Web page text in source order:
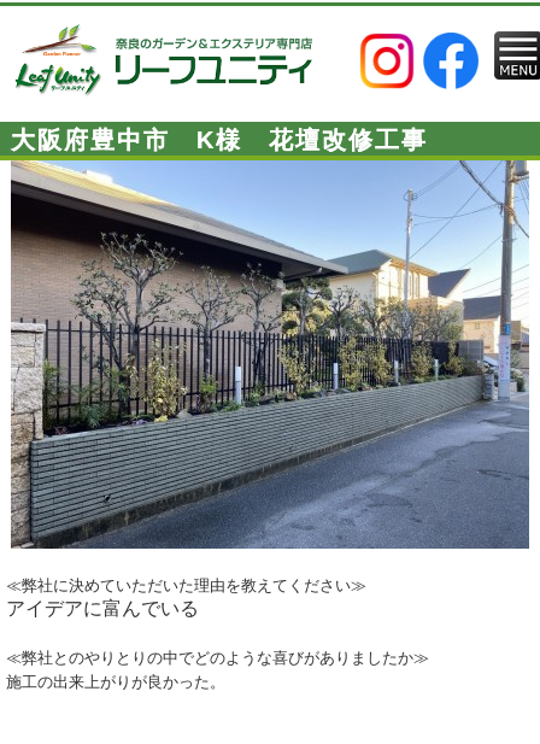
大阪府豊中市 K様 花壇改修工事
≪弊社に決めていただいた理由を教えてください≫
アイデアに富んでいる
≪弊社とのやりとりの中でどのような喜びがありましたか≫
施工の出来上がりが良かった。